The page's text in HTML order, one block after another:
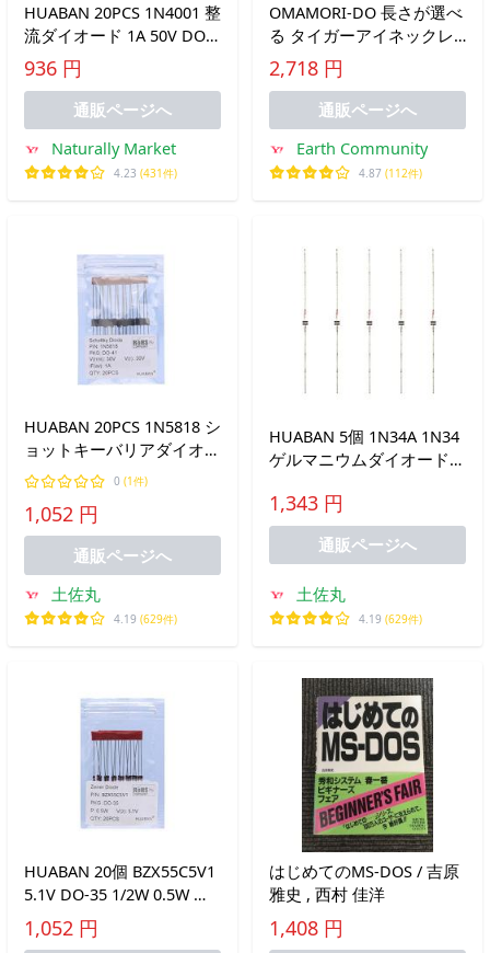
HUABAN 20PCS 1N4001 整
流ダイオード 1A 50V DO-
41 (DO-204AL) Axial 4001
1 Amp 50 Vol
936 円
通販ページへ
Naturally Market
4.23 (431件)
OMAMORI-DO 長さが選べ
る タイガーアイネックレ
ス 45cm
2,718 円
通販ページへ
Earth Community
4.87 (112件)
HUABAN 20PCS 1N5818 シ
ョットキーバリアダイオー
ド 1A 30V DO-41 (DO-
204AL) Axial 5818 1 Amp
0 (1件)
1,052 円
通販ページへ
土佐丸
4.19 (629件)
HUABAN 5個 1N34A 1N34
ゲルマニウムダイオード
1,343 円
通販ページへ
土佐丸
4.19 (629件)
HUABAN 20個 BZX55C5V1
5.1V DO-35 1/2W 0.5W シ
リコンパワーツェナーダイ
オード
1,052 円
はじめてのMS‐DOS / 吉原
雅史 , 西村 佳洋
1,408 円